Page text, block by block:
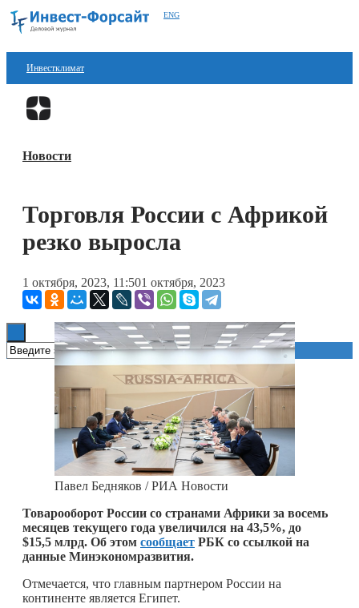
ENG
Инвестклимат
Финансы
Блокчейн
Технологии
Книги
Новости
Торговля России с Африкой
резко выросла
1 октября, 2023, 11:501 октября, 2023
Павел Бедняков / РИА Новости
Товарооборот России со странами Африки за восемь
месяцев текущего года увеличился на 43,5%, до
$15,5 млрд. Об этом сообщает РБК со ссылкой на
данные Минэкономразвития.
Отмечается, что главным партнером России на
континенте является Египет.